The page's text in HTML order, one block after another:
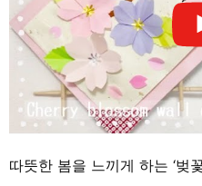
따뜻한 봄을 느끼게 하는 ‘벚